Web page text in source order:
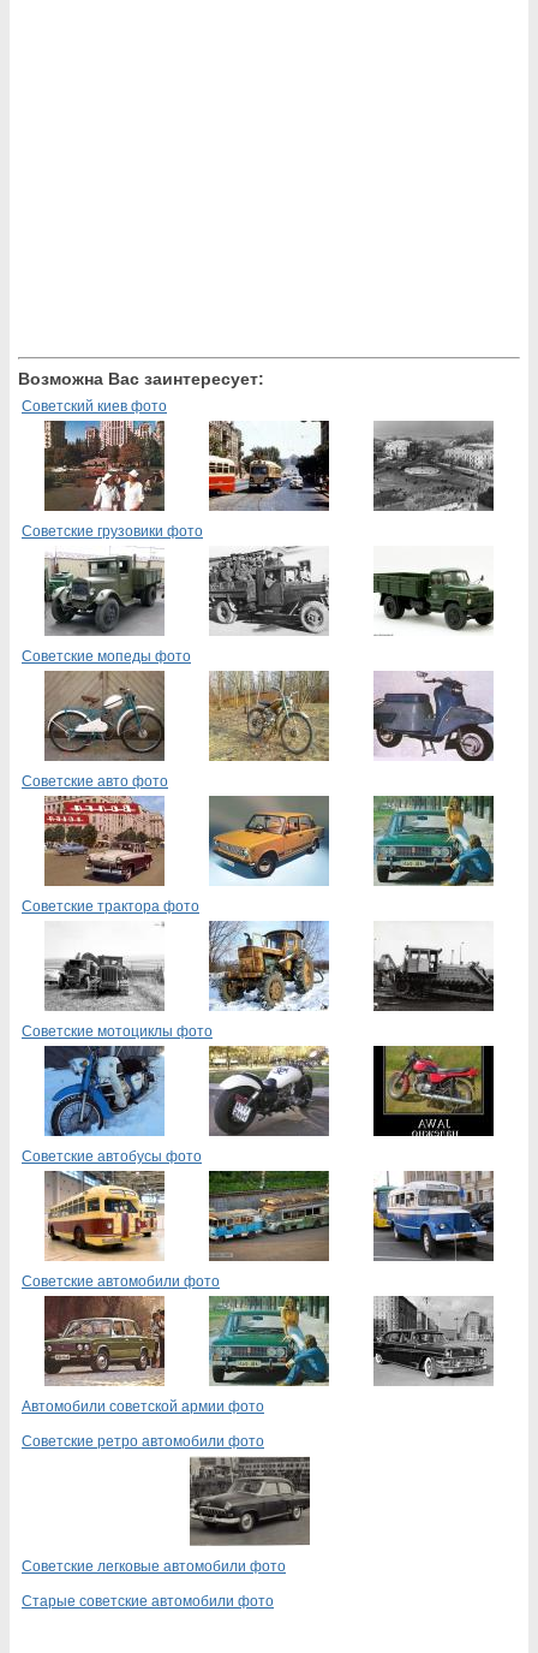
Возможна Вас заинтересует:
Советский киев фото
Советские грузовики фото
Советские мопеды фото
Советские авто фото
Советские трактора фото
Советские мотоциклы фото
Советские автобусы фото
Советские автомобили фото
Автомобили советской армии фото
Советские ретро автомобили фото
Советские легковые автомобили фото
Старые советские автомобили фото